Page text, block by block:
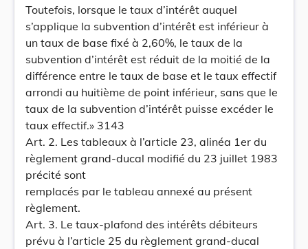
Toutefois, lorsque le taux d’intérêt auquel
s’applique la subvention d’intérêt est inférieur à
un taux de base fixé à 2,60%, le taux de la
subvention d’intérêt est réduit de la moitié de la
différence entre le taux de base et le taux effectif
arrondi au huitième de point inférieur, sans que le
taux de la subvention d’intérêt puisse excéder le
taux effectif.» 3143
Art. 2. Les tableaux à l’article 23, alinéa 1er du
règlement grand-ducal modifié du 23 juillet 1983
précité sont
remplacés par le tableau annexé au présent
règlement.
Art. 3. Le taux-plafond des intérêts débiteurs
prévu à l’article 25 du règlement grand-ducal